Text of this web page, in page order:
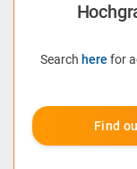
Search here for
Find